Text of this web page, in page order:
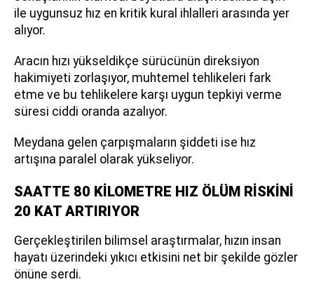
ile uygunsuz hız en kritik kural ihlalleri arasında yer
alıyor.
Aracın hızı yükseldikçe sürücünün direksiyon
hakimiyeti zorlaşıyor, muhtemel tehlikeleri fark
etme ve bu tehlikelere karşı uygun tepkiyi verme
süresi ciddi oranda azalıyor.
Meydana gelen çarpışmaların şiddeti ise hız
artışına paralel olarak yükseliyor.
SAATTE 80 KİLOMETRE HIZ ÖLÜM RİSKİNİ
20 KAT ARTIRIYOR
Gerçekleştirilen bilimsel araştırmalar, hızın insan
hayatı üzerindeki yıkıcı etkisini net bir şekilde gözler
önüne serdi.